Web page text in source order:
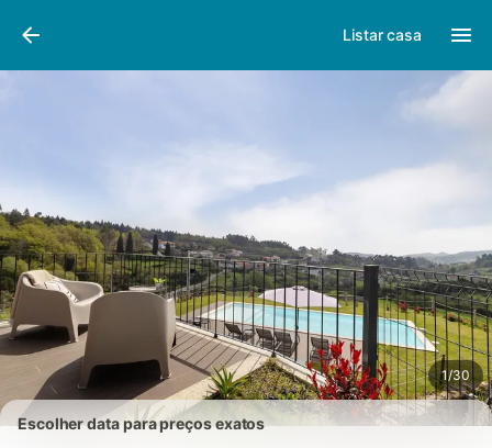
Listar casa
1/30
Fotos
Escolher data para preços exatos